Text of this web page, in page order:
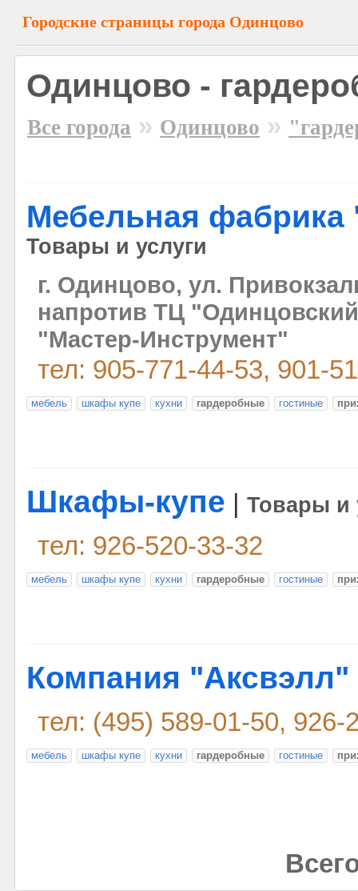
Городские страницы города Одинцово
Одинцово -
Все города » Одинцово »
Мебельная
Товары и услуги
г. Одинцово, ул.
напротив ТЦ
"Мастер-Инструмент"
тел: 905-771-44-53, 901-
мебель шкафы купе кухни гардеробные гостиные
Шкафы-купе Товары и
тел: 926-520-33-32
мебель шкафы купе кухни гардеробные гостиные
Компания "Аксвэлл"
тел: (495) 589-01-50, 926-
мебель шкафы купе кухни гардеробные гостиные